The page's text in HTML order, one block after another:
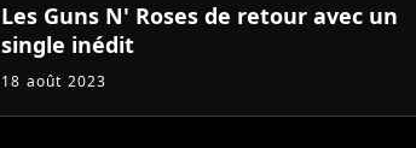
Les Guns N' Roses de retour avec un
single inédit
18 août 2023